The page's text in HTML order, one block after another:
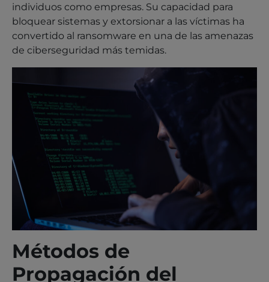
individuos como empresas. Su capacidad para
bloquear sistemas y extorsionar a las víctimas ha
convertido al ransomware en una de las amenazas
de ciberseguridad más temidas.
Métodos de
Propagación del